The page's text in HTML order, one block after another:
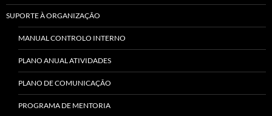
SUPORTE À ORGANIZAÇÃO
MANUAL CONTROLO INTERNO
PLANO ANUAL ATIVIDADES
PLANO DE COMUNICAÇÃO
PROGRAMA DE MENTORIA